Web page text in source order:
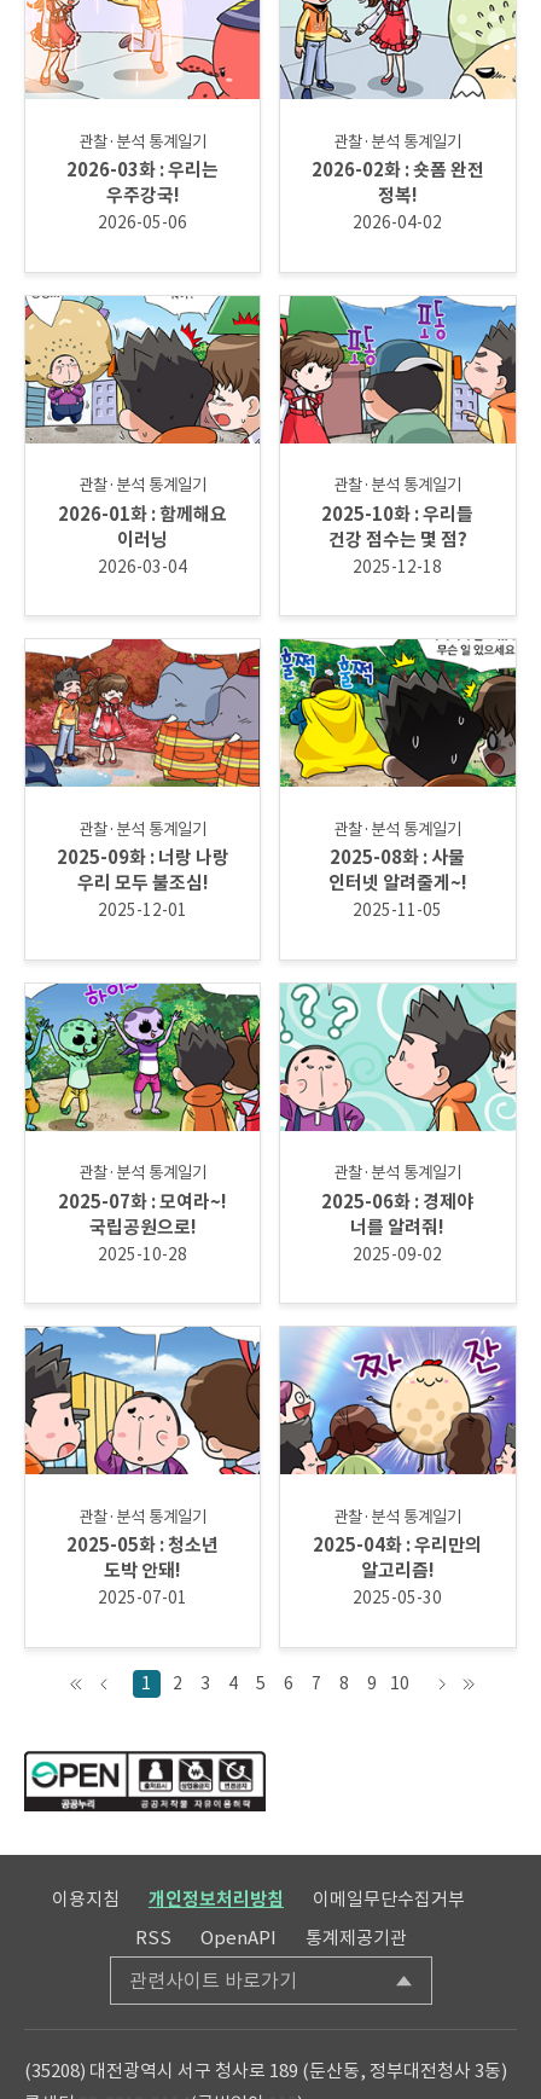
관찰·분석 통계일기
2026-03화 : 우리는
우주강국!
2026-05-06
관찰·분석 통계일기
2026-02화 : 숏폼 완전
정복!
2026-04-02
관찰·분석 통계일기
2026-01화 : 함께해요
이러닝
2026-03-04
관찰·분석 통계일기
2025-10화 : 우리들
건강 점수는 몇 점?
2025-12-18
관찰·분석 통계일기
2025-09화 : 너랑 나랑
우리 모두 불조심!
2025-12-01
관찰·분석 통계일기
2025-08화 : 사물
인터넷 알려줄게~!
2025-11-05
관찰·분석 통계일기
2025-07화 : 모여라~!
국립공원으로!
2025-10-28
관찰·분석 통계일기
2025-06화 : 경제야
너를 알려줘!
2025-09-02
관찰·분석 통계일기
2025-05화 : 청소년
도박 안돼!
2025-07-01
관찰·분석 통계일기
2025-04화 : 우리만의
알고리즘!
2025-05-30
1 2 3 4 5 6 7 8 9 10
이용지침 개인정보처리방침
이메일무단수집거부
RSS
OpenAPI 통계제공기관
관련사이트 바로가기
(35208) 대전광역시 서구 청사로 189 (둔산동, 정부대전청사 3동)